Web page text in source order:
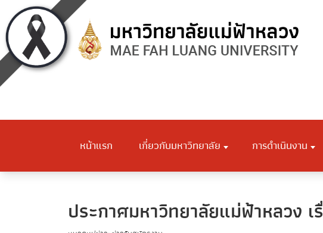
หน้าแรก เกี่ยวกับมหาวิทยาลัย การดำเนินงาน
ประกาศมหาวิทยาลัยแม่ฟ้าหลวง